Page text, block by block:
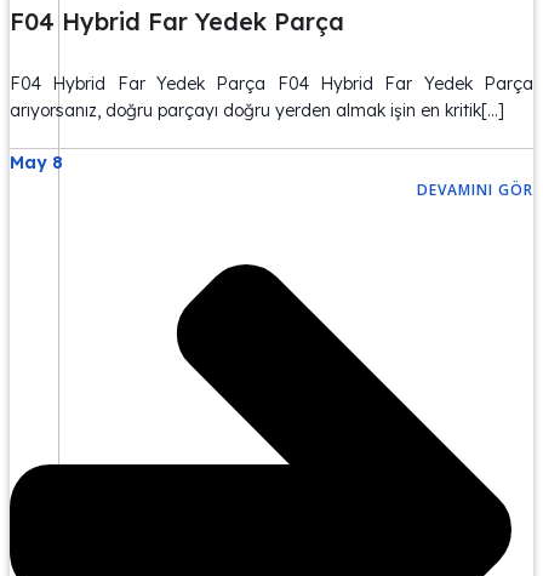
F04 Hybrid Far Yedek Parça
F04 Hybrid Far Yedek Parça F04 Hybrid Far Yedek Parça
arıyorsanız, doğru parçayı doğru yerden almak işin en kritik[…]
May 8
DEVAMINI GÖR